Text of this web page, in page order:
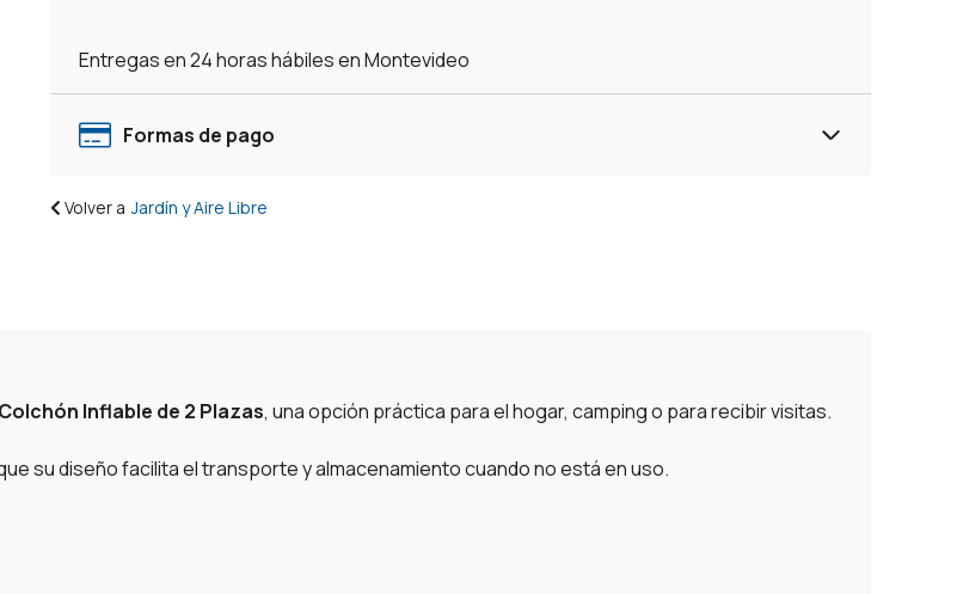
Entregas en 24 horas hábiles en Montevideo
Formas de pago
Volver a Jardín y Aire Libre
Colchón Inflable de 2 Plazas, una opción práctica para el hogar, camping o para recibir visitas.
su diseño facilita el transporte y almacenamiento cuando no está en uso.